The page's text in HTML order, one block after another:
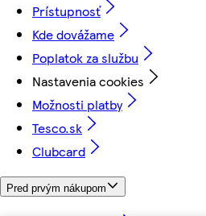
Prístupnosť
Kde dovážame
Poplatok za službu
Nastavenia cookies
Možnosti platby
Tesco.sk
Clubcard
Pred prvým nákupom